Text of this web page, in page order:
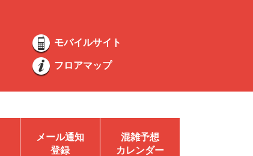
モバイルサイト
フロアマップ
メール通知
登録
混雑予想
カレンダー